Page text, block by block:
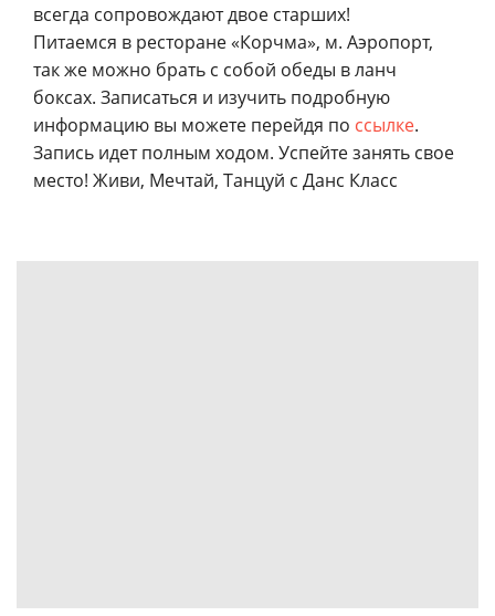
всегда сопровождают двое старших!
Питаемся в ресторане «Корчма», м. Аэропорт,
так же можно брать с собой обеды в ланч
боксах. Записаться и изучить подробную
информацию вы можете перейдя по ссылке.
Запись идет полным ходом. Успейте занять свое
место! Живи, Мечтай, Танцуй с Данс Класс